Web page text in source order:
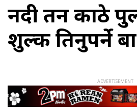
नदी तर्न काठे
शुल्क तिर्नुपर्ने